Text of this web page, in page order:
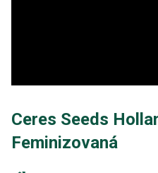
Ceres Seeds
Feminizovaná